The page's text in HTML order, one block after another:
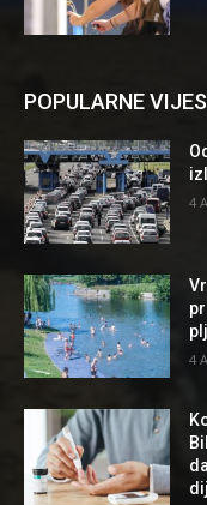
POPULARNE
4
4